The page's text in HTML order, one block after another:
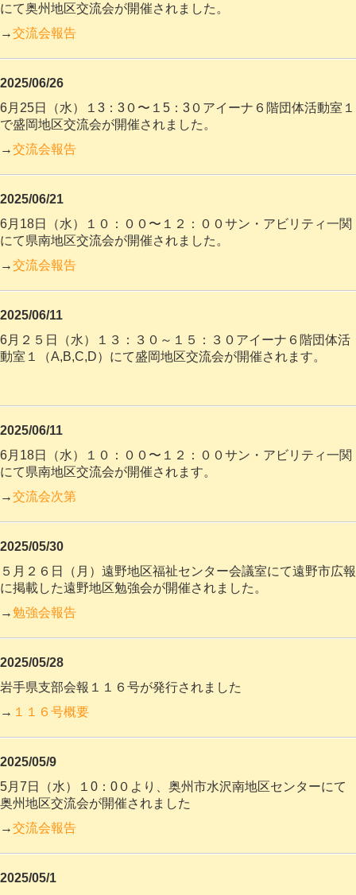
にて奥州地区交流会が開催されました。
→交流会報告
2025/06/26
6月25日（水）１3：3０〜１5：3０アイーナ６階団体活動室１
で盛岡地区交流会が開催されました。
→交流会報告
2025/06/21
6月18日（水）１０：００〜１２：００サン・アビリティ一関
にて県南地区交流会が開催されました。
→交流会報告
2025/06/11
6月２５日（水）１３：３０～１５：３０アイーナ６階団体活
動室１（A,B,C,D）にて盛岡地区交流会が開催されます。
2025/06/11
6月18日（水）１０：００〜１２：００サン・アビリティ一関
にて県南地区交流会が開催されます。
→交流会次第
2025/05/30
５月２６日（月）遠野地区福祉センター会議室にて遠野市広報
に掲載した遠野地区勉強会が開催されました。
→勉強会報告
2025/05/28
岩手県支部会報１１６号が発行されました
→ １１６号概要
2025/05/9
5月7日（水）１0：0０より、奥州市水沢南地区センターにて
奥州地区交流会が開催されました
→交流会報告
2025/05/1